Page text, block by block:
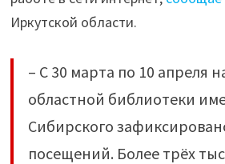
время
работы
в
онлайн-
режиме"
Иркутской области.
– С 30 марта по 10 апреля
областной библиотеки
Сибирского
посещений. Более трёх